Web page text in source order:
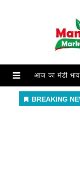
आज का मंडी भाव